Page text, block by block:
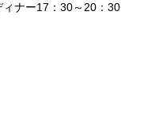
ナー17：30～20：30